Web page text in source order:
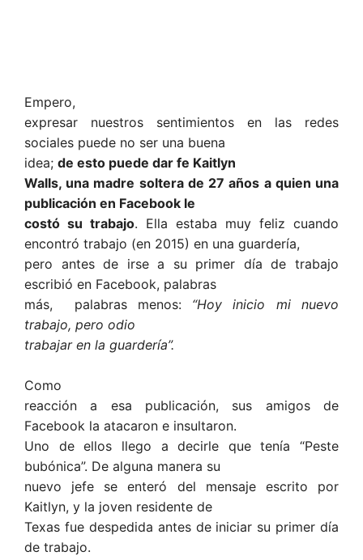
Empero,
expresar nuestros sentimientos en las redes
sociales puede no ser una buena
idea; de esto puede dar fe Kaitlyn
Walls, una madre soltera de 27 años a quien una
publicación en Facebook le
costó su trabajo. Ella estaba muy feliz cuando
encontró trabajo (en 2015) en una guardería,
pero antes de irse a su primer día de trabajo
escribió en Facebook, palabras
más, palabras menos: “Hoy inicio mi nuevo
trabajo, pero odio
trabajar en la guardería”.
Como
reacción a esa publicación, sus amigos de
Facebook la atacaron e insultaron.
Uno de ellos llego a decirle que tenía “Peste
bubónica”. De alguna manera su
nuevo jefe se enteró del mensaje escrito por
Kaitlyn, y la joven residente de
Texas fue despedida antes de iniciar su primer día
de trabajo.